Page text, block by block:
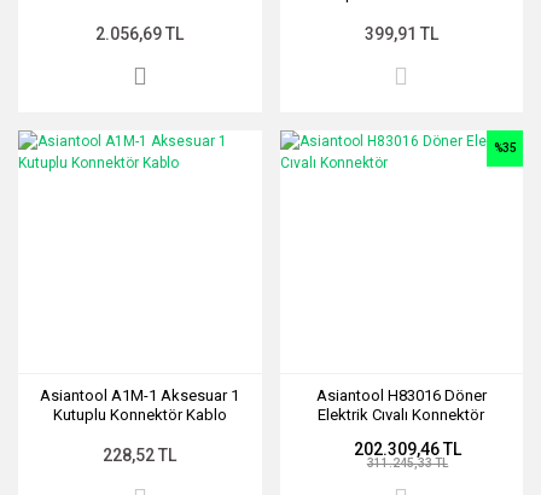
2.056,69 TL 399,91 TL
Asiantool A1M-1 Aksesuar 1
Kutuplu Konnektör Kablo
228,52 TL
Asiantool H83016 Döner
Elektrik Cıvalı Konnektör
%35
202.309,46 TL
311.245,33 TL